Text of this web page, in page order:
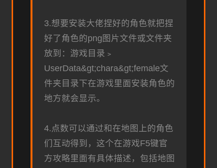
3.想要安装大佬捏好的角色就把捏
好了角色的png图片文件或文件夹
放到：游戏目录﹥
UserData&gt;chara&gt;female文
件夹目录下在游戏里面安装角色的
地方就会显示。
4.点数可以通过和在地图上的角色
们互动得到，这个在游戏F5键官
方攻略里面有具体描述，包括地图